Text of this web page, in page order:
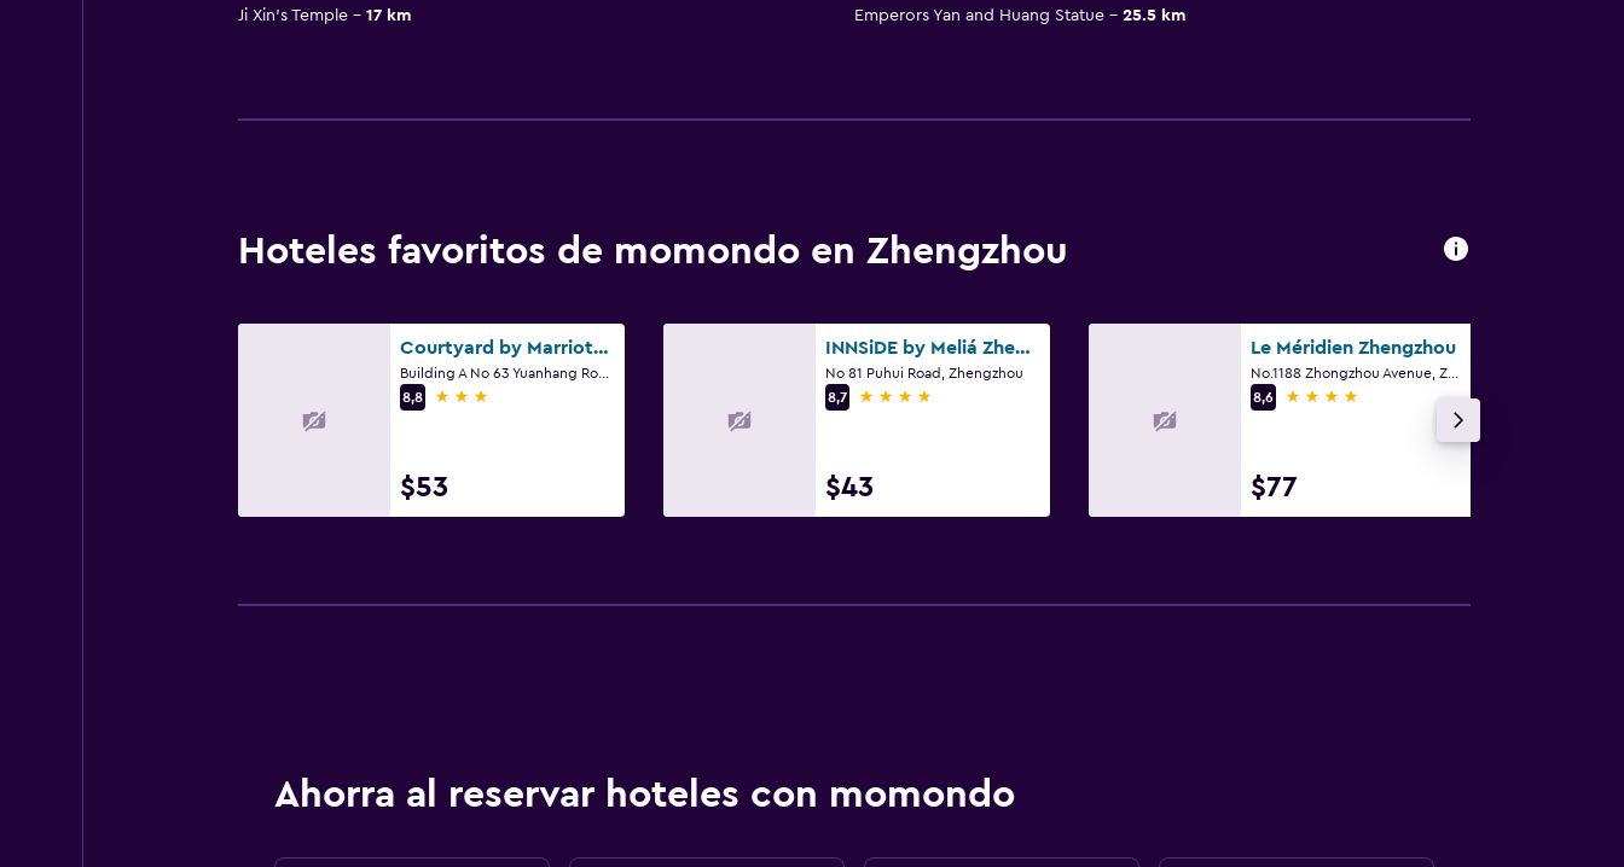
Ji Xin's Temple
17 km Emperors Yan and Huang Statue 25.5 km
Hoteles favoritos de momondo en Zhengzhou
Courtyard by Marriott Zhengzhou Airport
Building A No 63 Yuanhang Road, Airport Zone, Zhengzhou
8,8
3 estrellas
$53
INNSiDE by Meliá Zhengzhou
No 81 Puhui Road, Zhengzhou
8,7
4 estrellas
$43
Le Méridien Zhengzhou
No.1188 Zhongzhou Avenue, Zhengzhou
8,6
4 estrellas
$77
Ahorra al reservar hoteles con momondo